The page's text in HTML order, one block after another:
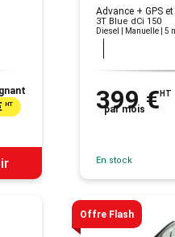
HT
Advance + GPS
3T Blue dCi 150
Diesel | Manuelle | 5
399 € HT
par mois
En stock
Offre Flash